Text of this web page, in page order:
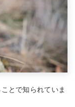
とで知られていま